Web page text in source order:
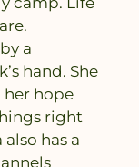
a
hand. She
hope
right
has a